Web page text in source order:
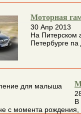
Моторная
30 Апр 2013
На Питерском
Петербурге
В
с момента рождения,